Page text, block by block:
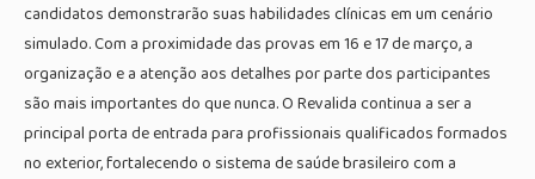
candidatos demonstrarão suas habilidades clínicas em um cenário
simulado. Com a proximidade das provas em 16 e 17 de março, a
organização e a atenção aos detalhes por parte dos participantes
são mais importantes do que nunca. O Revalida continua a ser a
principal porta de entrada para profissionais qualificados formados
no exterior, fortalecendo o sistema de saúde brasileiro com a